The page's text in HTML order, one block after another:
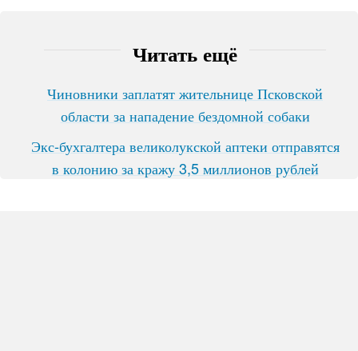
Читать ещё
Чиновники заплатят жительнице Псковской
области за нападение бездомной собаки
Экс-бухгалтера великолукской аптеки отправятся
в колонию за кражу 3,5 миллионов рублей